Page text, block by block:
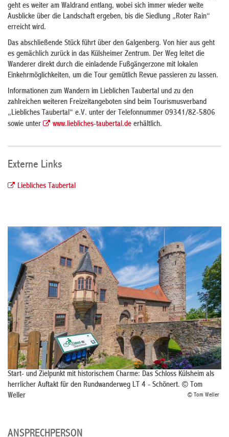
geht es weiter am Waldrand entlang, wobei sich immer wieder weite
Ausblicke über die Landschaft ergeben, bis die Siedlung „Roter Rain“
erreicht wird.
Das abschließende Stück führt über den Galgenberg. Von hier aus geht
es gemächlich zurück in das Külsheimer Zentrum. Der Weg leitet die
Wanderer direkt durch die einladende Fußgängerzone mit lokalen
Einkehrmöglichkeiten, um die Tour gemütlich Revue passieren zu lassen.
Informationen zum Wandern im Lieblichen Taubertal und zu den
zahlreichen weiteren Freizeitangeboten sind beim Tourismusverband
„Liebliches Taubertal“ e.V. unter der Telefonnummer 09341/82-5806
sowie unter
www.liebliches-taubertal.de erhältlich.
Externe Links
Liebliches Taubertal
© Tom Weller
Start- und Zielpunkt mit historischem Charme: Das Schloss Külsheim als
herrlicher Auftakt für den Rundwanderweg LT 4 - Schönert. © Tom
Weller
ANSPRECHPERSON